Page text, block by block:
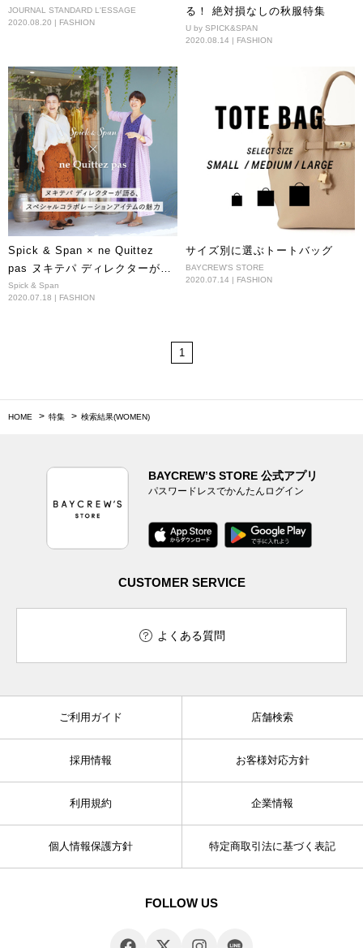
JOURNAL STANDARD L'ESSAGE
2020.08.20 | FASHION
る！ 絶対損なしの秋服特集
U by SPICK&SPAN
2020.08.14 | FASHION
Spick & Span × ne Quittez
pas ヌキテパ ディレクターが語
る、スペシャルコラボレーショ
ンアイテムの魅力
Spick & Span
2020.07.18 | FASHION
サイズ別に選ぶトートバッグ
BAYCREW'S STORE
2020.07.14 | FASHION
1
HOME 特集 検索結果(WOMEN)
BAYCREW’S STORE 公式アプリ
パスワードレスでかんたんログイン
CUSTOMER SERVICE
よくある質問
ご利用ガイド 店舗検索
採用情報 お客様対応方針
利用規約 企業情報
個人情報保護方針 特定商取引法に基づく表記
FOLLOW US